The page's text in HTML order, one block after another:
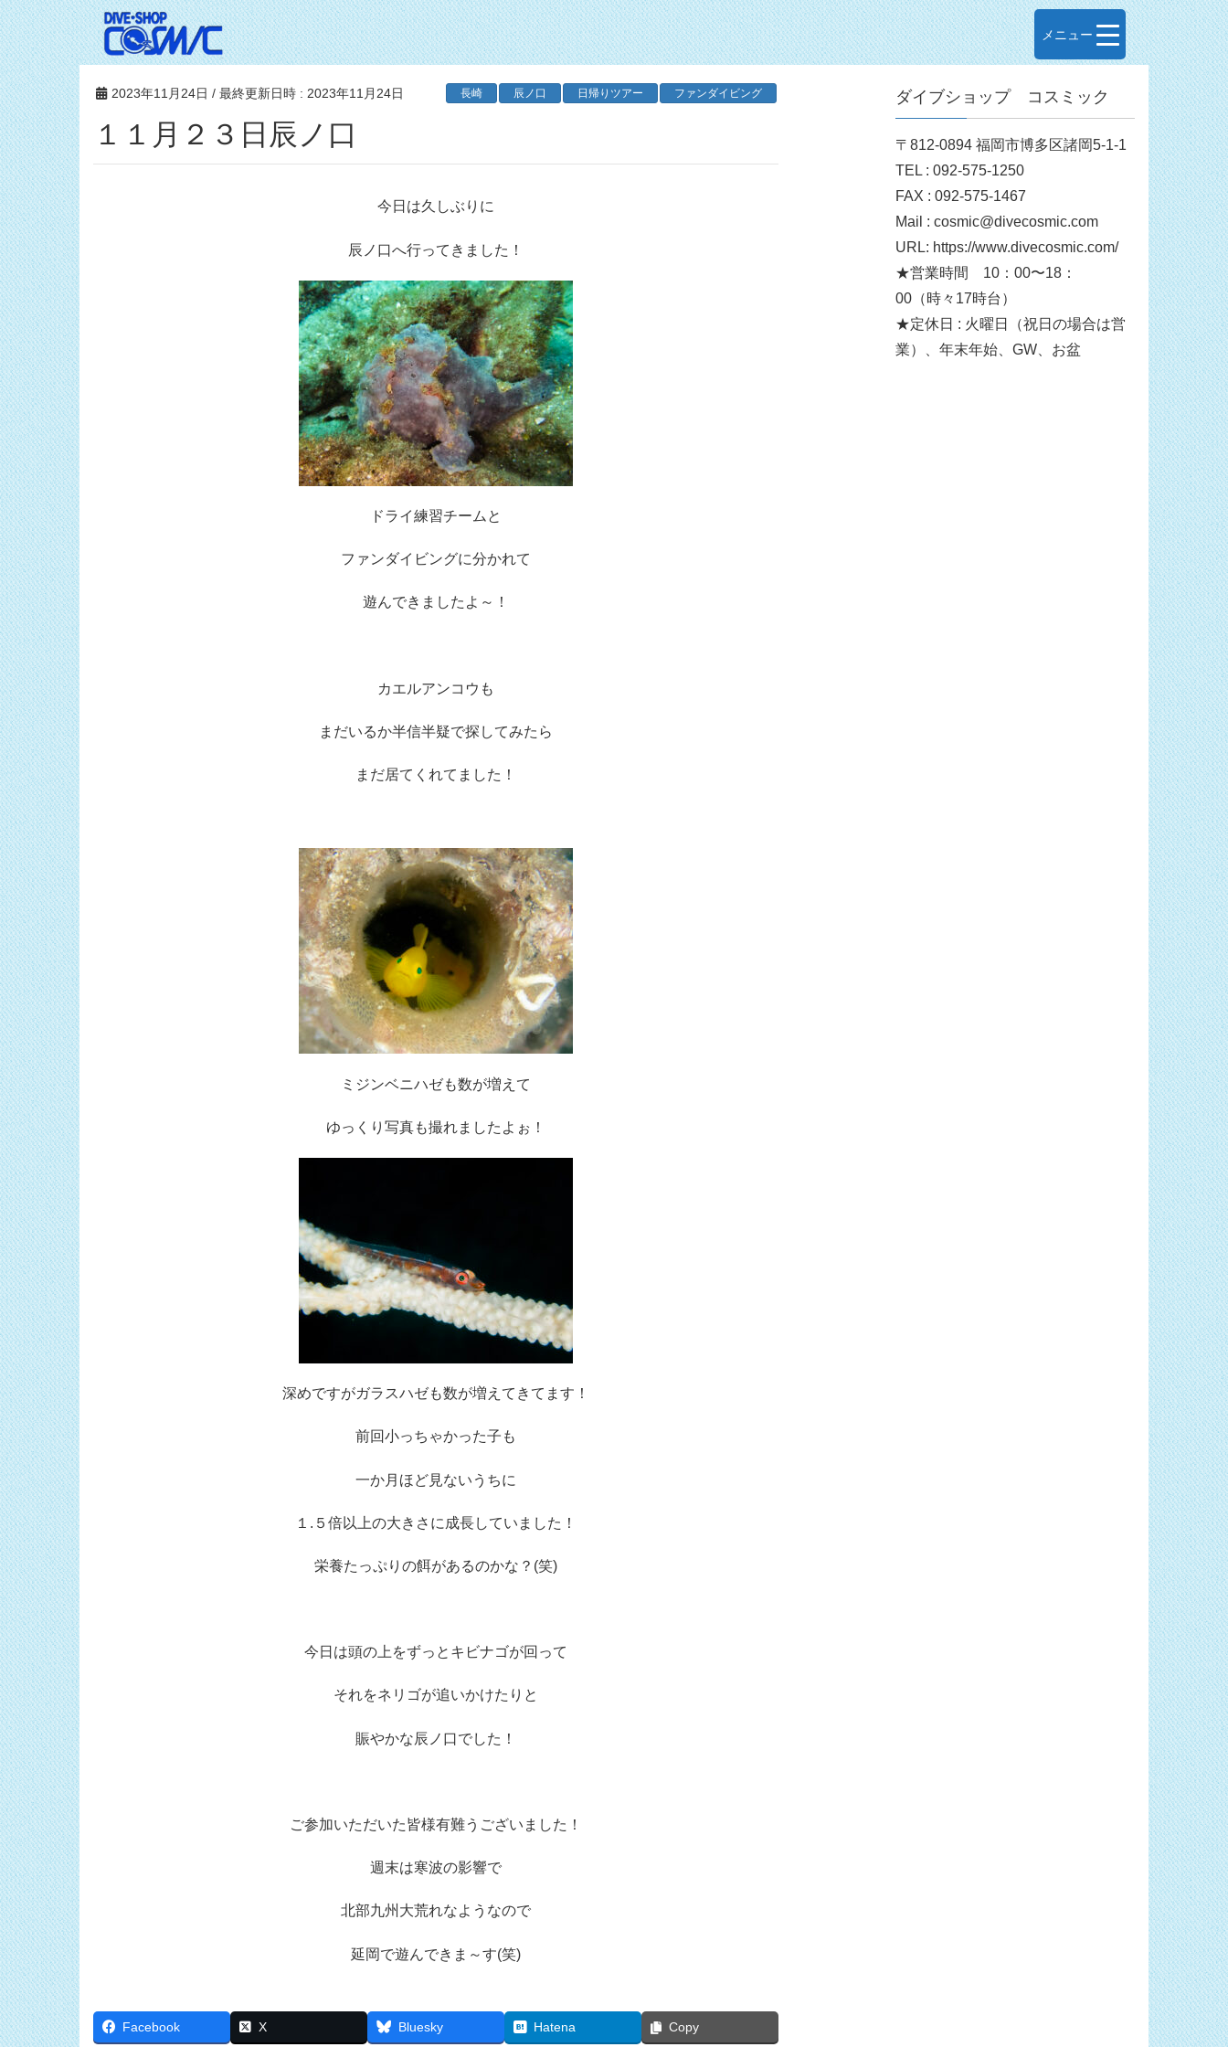
メニュー
2023年11月24日 / 最終更新日時 : 2023年11月24日 ファンダイビング
日帰りツアー
辰ノ口
長崎
１１月２３日辰ノ口
今日は久しぶりに
辰ノ口へ行ってきました！
ドライ練習チームと
ファンダイビングに分かれて
遊んできましたよ～！
カエルアンコウも
まだいるか半信半疑で探してみたら
まだ居てくれてました！
ミジンベニハゼも数が増えて
ゆっくり写真も撮れましたよぉ！
深めですがガラスハゼも数が増えてきてます！
前回小っちゃかった子も
一か月ほど見ないうちに
１.５倍以上の大きさに成長していました！
栄養たっぷりの餌があるのかな？(笑)
今日は頭の上をずっとキビナゴが回って
それをネリゴが追いかけたりと
賑やかな辰ノ口でした！
ご参加いただいた皆様有難うございました！
週末は寒波の影響で
北部九州大荒れなようなので
延岡で遊んできま～す(笑)
Facebook X Bluesky Hatena Copy
ダイブショップ コスミック
〒812-0894 福岡市博多区諸岡5-1-1
TEL : 092-575-1250
FAX : 092-575-1467
Mail : cosmic@divecosmic.com
URL: https://www.divecosmic.com/
★営業時間 10：00〜18：
00（時々17時台）
★定休日 : 火曜日（祝日の場合は営
業）、年末年始、GW、お盆